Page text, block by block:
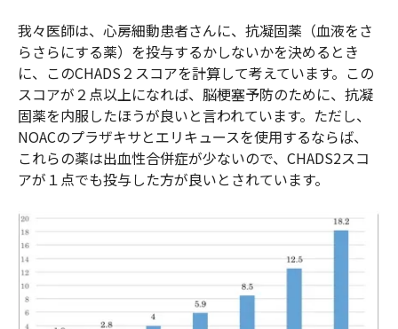
我々医師は、心房細動患者さんに、抗凝固薬（血液をさ
らさらにする薬）を投与するかしないかを決めるとき
に、このCHADS２スコアを計算して考えています。この
スコアが２点以上になれば、脳梗塞予防のために、抗凝
固薬を内服したほうが良いと言われています。ただし、
NOACのプラザキサとエリキュースを使用するならば、
これらの薬は出血性合併症が少ないので、CHADS2スコ
アが１点でも投与した方が良いとされています。